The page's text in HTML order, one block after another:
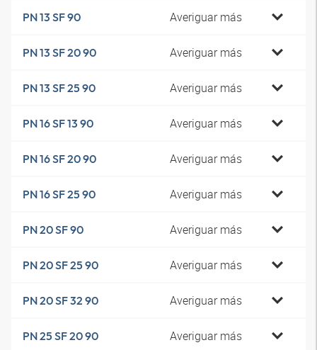
PN 13 SF 90 Averiguar más
PN 13 SF 20 90 Averiguar más
PN 13 SF 25 90 Averiguar más
PN 16 SF 13 90 Averiguar más
PN 16 SF 20 90 Averiguar más
PN 16 SF 25 90 Averiguar más
PN 20 SF 90 Averiguar más
PN 20 SF 25 90 Averiguar más
PN 20 SF 32 90 Averiguar más
PN 25 SF 20 90 Averiguar más